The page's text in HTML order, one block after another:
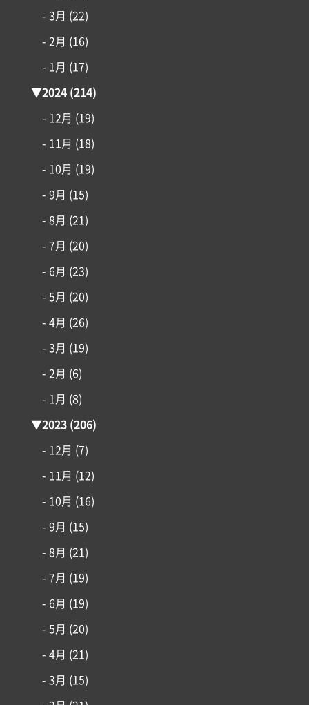
- 3月 (22)
- 2月 (16)
- 1月 (17)
▼2024(214)
- 12月 (19)
- 11月 (18)
- 10月 (19)
- 9月 (15)
- 8月 (21)
- 7月 (20)
- 6月 (23)
- 5月 (20)
- 4月 (26)
- 3月 (19)
- 2月 (6)
- 1月 (8)
▼2023(206)
- 12月 (7)
- 11月 (12)
- 10月 (16)
- 9月 (15)
- 8月 (21)
- 7月 (19)
- 6月 (19)
- 5月 (20)
- 4月 (21)
- 3月 (15)